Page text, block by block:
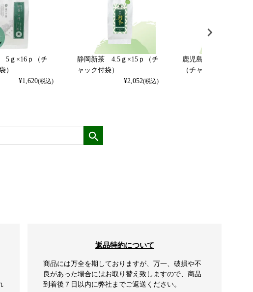
5ｇ×16ｐ（チ
）
¥1,620(税込)
静岡新茶 4.5ｇ×15ｐ（チ
ャック付袋）
¥2,052(税込)
鹿児島新茶 2.5ｇ×12
（チャック付袋）
返品特約について
商品には万全を期しておりますが、万一、破損や不
良があった場合にはお取り替え致しますので、商品
到着後７日以内に弊社までご返送ください。